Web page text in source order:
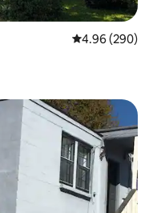
從 290 則評價
4.96 (290)